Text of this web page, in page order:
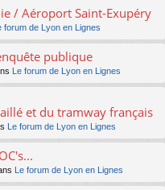
/ Aéroport Saint-Exupéry
forum de Lyon en Lignes
publique
Le forum de Lyon en Lignes
et du tramway français
Le forum de Lyon en Lignes
Le forum de Lyon en Lignes